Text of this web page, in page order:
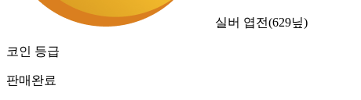
실버 엽전(629닢)
코인 등급
판매완료